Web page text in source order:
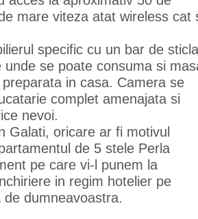
mare viteza atat wireless cat
specific cu un bar de sticla
unde se poate consuma si
in casa. Camera se
complet amenajata si
nevoi.
Galati, oricare ar fi motivul
de 5 stele Perla
pe care vi-l punem la
in regim hotelier pe
dumneavoastra.